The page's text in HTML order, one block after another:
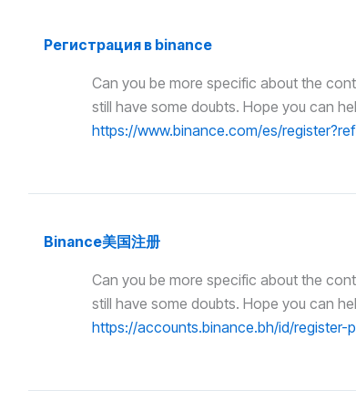
Регистрация в binance
Can you be more specific about the
still have some doubts. Hope you can
https://www.binance.com/es/
Binance美国注册
Can you be more specific about the
still have some doubts. Hope you can
https://accounts.binance.bh/id/register-